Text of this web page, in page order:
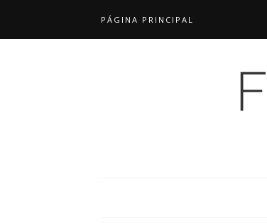
PÁGINA PRINCIPAL